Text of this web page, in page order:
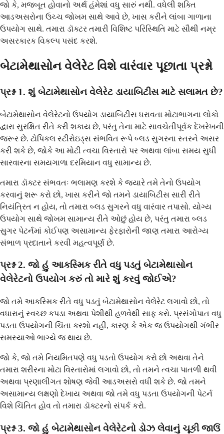
જો કે, મજબૂત હોવાનો અર્થ હંમેશાં વધુ સારું નથી. વધેલી શક્તિ
આડઅસરોના ઉચ્ચ જોખમ સાથે આવે છે, ખાસ કરીને લાંબા ગાળાના
ઉપયોગ સાથે. તમારા ડૉક્ટર તમારી વિશિષ્ટ પરિસ્થિતિ માટે સૌથી નમ્ર
અસરકારક વિકલ્પ પસંદ કરશે.
બેટામેથાસોન વેલેરેટ વિશે વારંવાર પૂછાતા પ્રશ્નો
પ્રશ્ન 1. શું બેટામેથાસોન વેલેરેટ ડાયાબિટીસ માટે સલામત છે?
બેટામેથાસોન વેલેરેટનો ઉપયોગ ડાયાબિટીસ ધરાવતા મોટાભાગના લોકો
દ્વારા સુરક્ષિત રીતે કરી શકાય છે, પરંતુ તેના માટે સાવચેતીપૂર્વક દેખરેખની
જરૂર છે. ટોપિકલ સ્ટીરોઇડ્સ સંભવિત રૂપે બ્લડ સુગરના સ્તરને અસર
કરી શકે છે, જોકે આ મોટી ત્વચા વિસ્તારો પર અથવા લાંબા સમય સુધી
સારવારના સમયગાળા દરમિયાન વધુ સામાન્ય છે.
તમારા ડૉક્ટર સંભવતઃ ભલામણ કરશે કે જ્યારે તમે તેનો ઉપયોગ
કરવાનું શરૂ કરો છો, ખાસ કરીને જો તમને ડાયાબિટીસ સારી રીતે
નિયંત્રિત ન હોય, તો તમારા બ્લડ સુગરને વધુ વારંવાર તપાસો. યોગ્ય
ઉપયોગ સાથે જોખમ સામાન્ય રીતે ઓછું હોય છે, પરંતુ તમારા બ્લડ
સુગર પેટર્નમાં કોઈપણ અસામાન્ય ફેરફારોની જાણ તમારા આરોગ્ય
સંભાળ પ્રદાતાને કરવી મહત્વપૂર્ણ છે.
પ્રશ્ન 2. જો હું આકસ્મિક રીતે વધુ પડતું બેટામેથાસોન
વેલેરેટનો ઉપયોગ કરું તો મારે શું કરવું જોઈએ?
જો તમે આકસ્મિક રીતે વધુ પડતું બેટામેથાસોન વેલેરેટ લગાવો છો, તો
વધારાનું સ્વચ્છ કપડા અથવા પેશીથી હળવેથી સાફ કરો. પ્રસંગોપાત વધુ
પડતા ઉપયોગની ચિંતા કરશો નહીં, કારણ કે એક જ ઉપયોગથી ગંભીર
સમસ્યાઓ ભાગ્યે જ થાય છે.
જો કે, જો તમે નિયમિતપણે વધુ પડતો ઉપયોગ કરો છો અથવા તેને
તમારા શરીરના મોટા વિસ્તારોમાં લગાવો છો, તો તમને ત્વચા પાતળી થવી
અથવા પ્રણાલીગત શોષણ જેવી આડઅસરો વધી શકે છે. જો તમને
અસામાન્ય લક્ષણો દેખાય અથવા જો તમે વધુ પડતા ઉપયોગની પેટર્ન
વિશે ચિંતિત હોવ તો તમારા ડૉક્ટરનો સંપર્ક કરો.
પ્રશ્ન 3. જો હું બેટામેથાસોન વેલેરેટનો ડોઝ લેવાનું ચૂકી જાઉં